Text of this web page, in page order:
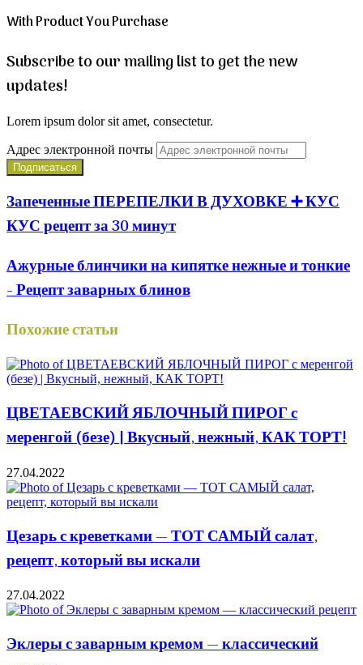
With Product You Purchase
Subscribe to our mailing list to get the new
updates!
Lorem ipsum dolor sit amet, consectetur.
Адрес электронной почты
Запеченные ПЕРЕПЕЛКИ В ДУХОВКЕ ➕ КУС
КУС рецепт за 30 минут
Ажурные блинчики на кипятке нежные и тонкие
- Рецепт заварных блинов
Похожие статьи
ЦВЕТАЕВСКИЙ ЯБЛОЧНЫЙ ПИРОГ с
меренгой (безе) | Вкусный, нежный, КАК ТОРТ!
27.04.2022
Цезарь с креветками — ТОТ САМЫЙ салат,
рецепт, который вы искали
27.04.2022
Эклеры с заварным кремом — классический